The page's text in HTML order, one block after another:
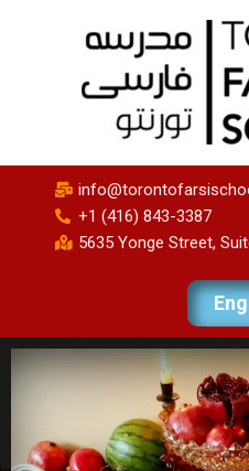
+1 (416) 843-3387
5635 Yonge Street,